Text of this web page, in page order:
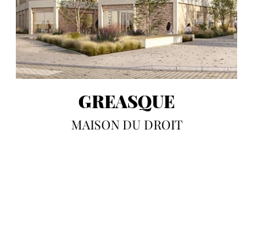
GREASQUE
MAISON DU DROIT